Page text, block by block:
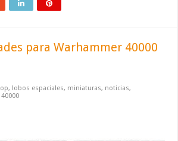
para Warhammer 40000
, lobos espaciales, miniaturas, noticias,